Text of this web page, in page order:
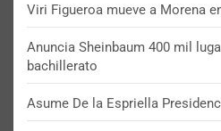
Viri Figueroa mueve a Morena
Anuncia Sheinbaum 400 mil
bachillerato
Asume De la Espriella